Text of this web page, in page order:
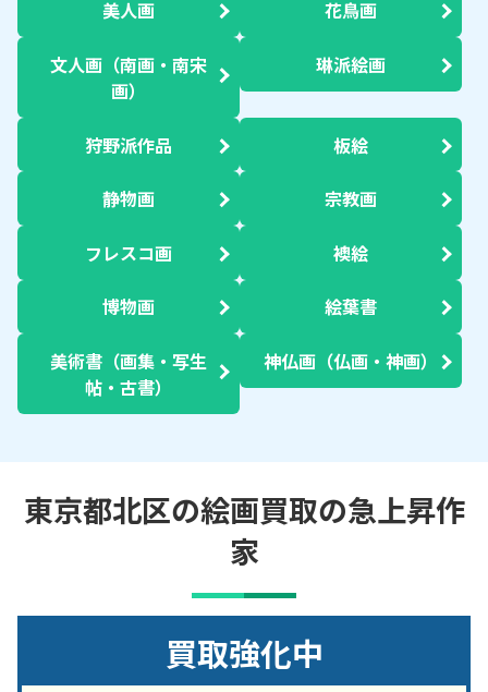
美人画 花鳥画
文人画（南画・南宋
画）
琳派絵画
狩野派作品 板絵
静物画 宗教画
フレスコ画 襖絵
博物画 絵葉書
美術書（画集・写生
帖・古書）
神仏画（仏画・神画）
東京都北区の絵画買取の急上昇作
家
買取強化中